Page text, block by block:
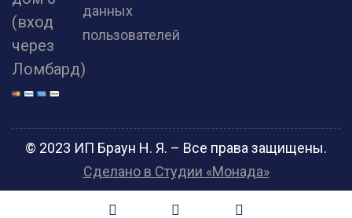
(вход
через
Ломбард)
данных
пользователей
© 2023 ИП Браун Н. Я. – Все права защищены.
Сделано в Студии «Монада»